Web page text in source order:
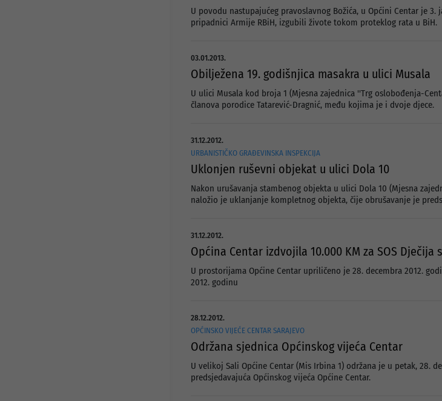
U povodu nastupajućeg pravoslavnog Božića, u Općini Centar je
pripadnici Armije RBiH, izgubili živote tokom proteklog rata u BiH.
03.01.2013.
Obilježena 19. godišnjica masakra u ulici Musala
U ulici Musala kod broja 1 (Mjesna zajednica ''Trg oslobođenja-
članova porodice Tatarević-Dragnić, među kojima je i dvoje djece.
31.12.2012.
URBANISTIČKO GRAĐEVINSKA INSPEKCIJA
Uklonjen ruševni objekat u ulici Dola 10
Nakon urušavanja stambenog objekta u ulici Dola 10 (Mjesna
naložio je uklanjanje kompletnog objekta, čije obrušavanje je
31.12.2012.
Općina Centar izdvojila 10.000 KM za SOS Dječija
U prostorijama Općine Centar upriličeno je 28. decembra 2012.
2012. godinu
28.12.2012.
OPĆINSKO VIJEĆE CENTAR SARAJEVO
Održana sjednica Općinskog vijeća Centar
U velikoj Sali Općine Centar (Mis Irbina 1) održana je u petak, 28.
predsjedavajuća Općinskog vijeća Općine Centar.